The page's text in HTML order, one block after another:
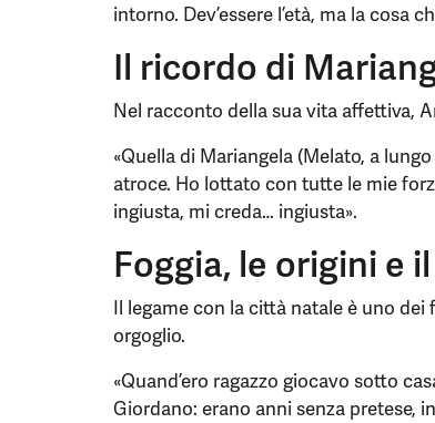
intorno. Dev’essere l’età, ma la cosa
Il ricordo di
Nel racconto della sua vita affettiva,
«Quella di Mariangela (Melato, a
atroce. Ho lottato con tutte le mie
ingiusta, mi creda… ingiusta».
Foggia, le origini e
Il legame con la città natale è uno
orgoglio.
«Quand’ero ragazzo giocavo sotto
Giordano: erano anni senza pretese,